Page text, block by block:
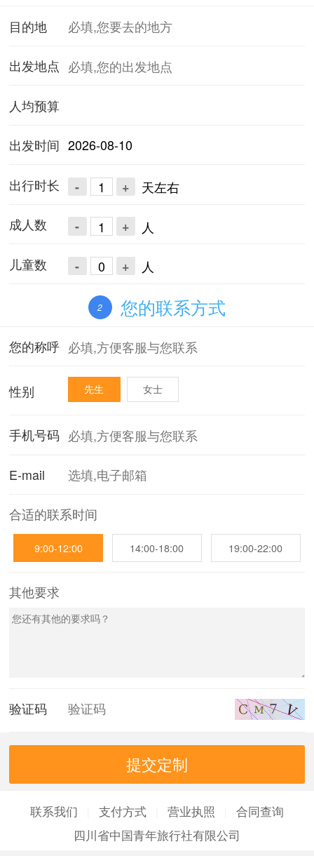
目的地
出发地点
人均预算
出发时间 2026-08-10
出行时长 - + 天左右
成人数 - + 人
儿童数 - + 人
2 您的联系方式
您的称呼
性别 先生 女士
手机号码
E-mail
合适的联系时间
9:00-12:00 14:00-18:00 19:00-22:00
其他要求
验证码
联系我们 支付方式 营业执照
合同查询
四川省中国青年旅行社有限公司